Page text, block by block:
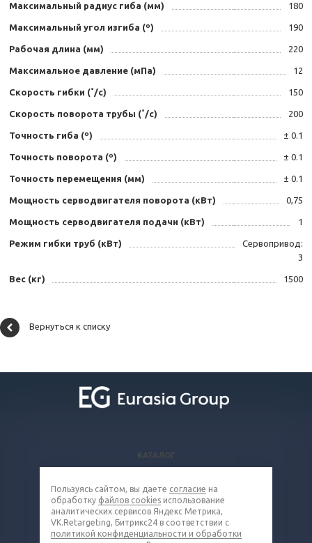
Максимальный радиус гиба (мм) 180
Максимальный угол изгиба (º) 190
Рабочая длина (мм) 220
Максимальное давление (мПа) 12
Скорость гибки (˚/с) 150
Скорость поворота трубы (˚/с) 200
Точность гиба (º) ± 0.1
Точность поворота (º) ± 0.1
Точность перемещения (мм) ± 0.1
Мощность серводвигателя поворота (кВт) 0,75
Мощность серводвигателя подачи (кВт) 1
Режим гибки труб (кВт)
Сервопривод:
3
Вес (кг) 1500
Вернуться к списку
КАТАЛОГ
КОМПАНИЯ
КОНТАКТЫ
8 (800) 302-16-85
Пользуясь сайтом, вы даете согласие на
обработку файлов cookies использование
аналитических сервисов Яндекс Метрика,
VK.Retargeting, Битрикс24 в соответствии с
политикой конфиденциальности и обработки